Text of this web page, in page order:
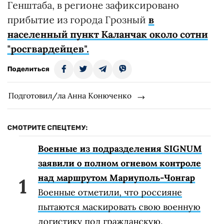
Генштаба, в регионе зафиксировано
прибытие из города Грозный в
населенный пункт Каланчак около сотни
"росгвардейцев".
Поделиться
Подготовил/ла Анна Конюченко
СМОТРИТЕ СПЕЦТЕМУ:
Военные из подразделения SIGNUM
заявили о полном огневом контроле
над маршрутом Мариуполь-Чонгар
Военные отметили, что россияне
пытаются маскировать свою военную
логистику под гражданскую.